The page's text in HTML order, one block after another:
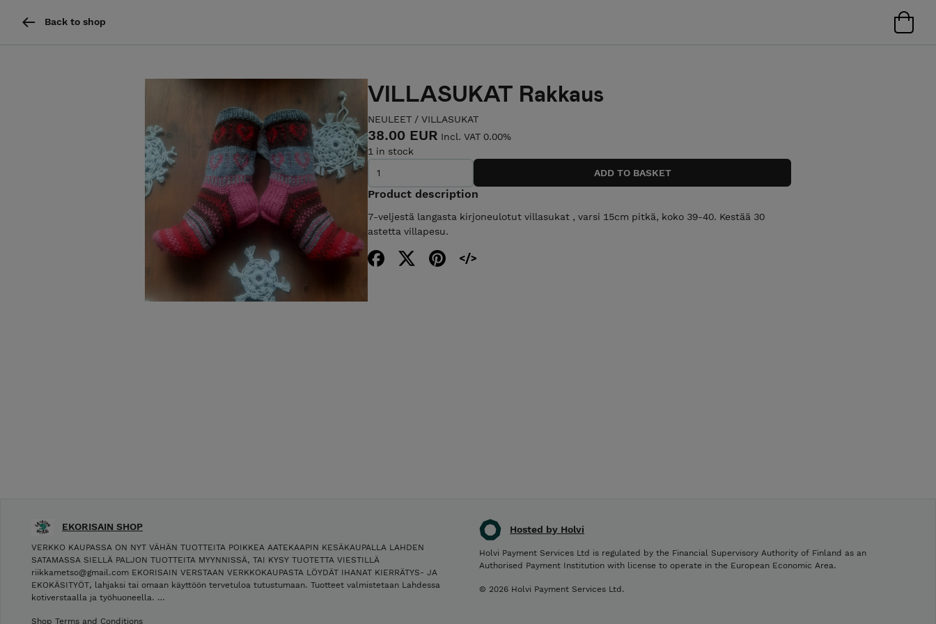
Back to shop
VILLASUKAT Rakkaus
NEULEET / VILLASUKAT
38.00 EUR Incl. VAT 0.00%
1 in stock
Product description
7-veljestä langasta kirjoneulotut villasukat , varsi 15cm pitkä, koko 39-40. Kestää 30
astetta villapesu.
Hosted by Holvi
Holvi Payment Services Ltd is regulated by the Financial Supervisory Authority of Finland as an
Authorised Payment Institution with license to operate in the European Economic Area.
© 2026 Holvi Payment Services Ltd.
EKORISAIN SHOP
VERKKO KAUPASSA ON NYT VÄHÄN TUOTTEITA POIKKEA AATEKAAPIN KESÄKAUPALLA LAHDEN
SATAMASSA SIELLÄ PALJON TUOTTEITA MYYNNISSÄ, TAI KYSY TUOTETTA VIESTILLÄ
riikkametso@gmail.com EKORISAIN VERSTAAN VERKKOKAUPASTA LÖYDÄT IHANAT KIERRÄTYS- JA
EKOKÄSITYÖT, lahjaksi tai omaan käyttöön tervetuloa tutustumaan. Tuotteet valmistetaan Lahdessa
kotiverstaalla ja työhuoneella. …
Shop Terms and Conditions